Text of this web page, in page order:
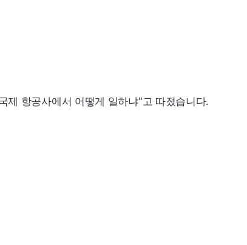
제 항공사에서 어떻게 일하냐"고 따졌습니다.